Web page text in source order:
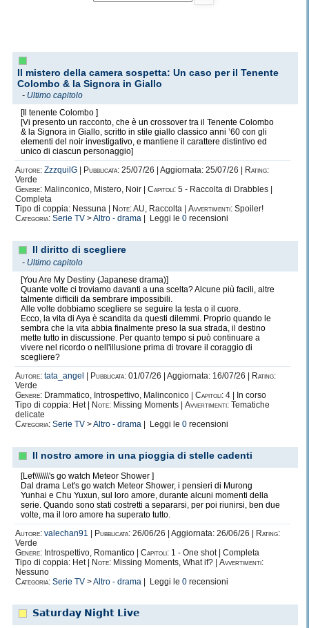
Il mistero della camera sospetta: Un caso per il Tenente
Colombo & la Signora in Giallo
- Ultimo capitolo
[Il tenente Colombo ]
[Vi presento un racconto, che è un crossover tra il Tenente Colombo
& la Signora in Giallo, scritto in stile giallo classico anni ’60 con gli
elementi del noir investigativo, e mantiene il carattere distintivo ed
unico di ciascun personaggio]
Autore: ZzzquilG Pubblicata: 25/07/26 | Aggiornata: 25/07/26 |
Rating:
Verde
Genere: Malinconico, Mistero, Noir | Capitoli: 5 - Raccolta di Drabbles |
Completa
Tipo di coppia: Nessuna |
Note:AU, Raccolta | Avvertimenti: Spoiler!
Categoria: Serie TV >Altro - drama | Leggi le 0 recensioni
Il diritto di scegliere
- Ultimo capitolo
[You Are My Destiny (Japanese drama)]
Quante volte ci troviamo davanti a una scelta? Alcune più facili, altre
talmente difficili da sembrare impossibili.
Alle volte dobbiamo scegliere se seguire la testa o il cuore.
Ecco, la vita di Aya è scandita da questi dilemmi. Proprio quando le
sembra che la vita abbia finalmente preso la sua strada, il destino
mette tutto in discussione. Per quanto tempo si può continuare a
vivere nel ricordo o nell'illusione prima di trovare il coraggio di
scegliere?
Autore: tata_angel Pubblicata: 01/07/26 | Aggiornata: 16/07/26 |
Rating:
Verde
Genere: Drammatico, Introspettivo, Malinconico | Capitoli: 4 | In corso
Tipo di coppia: Het |
Note: Missing Moments | Avvertimenti: Tematiche
delicate
Categoria: Serie TV >Altro - drama | Leggi le 0 recensioni
Il nostro amore in una pioggia di stelle cadenti
[Let\\\\\\\'s go watch Meteor Shower ]
Dal drama Let's go watch Meteor Shower, i pensieri di Murong
Yunhai e Chu Yuxun, sul loro amore, durante alcuni momenti della
serie. Quando sono stati costretti a separarsi, per poi riunirsi, ben due
volte, ma il loro amore ha superato tutto.
Autore: valechan91 Pubblicata: 26/06/26 | Aggiornata: 26/06/26 |
Rating:
Verde
Genere: Introspettivo, Romantico | Capitoli: 1 - One shot | Completa
Tipo di coppia: Het |
Note: Missing Moments, What if? | Avvertimenti:
Nessuno
Categoria: Serie TV >Altro - drama | Leggi le 0 recensioni
𝗦𝗮𝘁𝘂𝗿𝗱𝗮𝘆 𝗡𝗶𝗴𝗵𝘁 𝗟𝗶𝘃𝗲